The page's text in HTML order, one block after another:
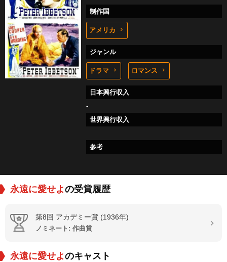
制作国
アメリカ
ジャンル
ドラマ ロマンス
日本興行収入
-
世界興行収入
参考
永遠に愛せよの受賞履歴
第8回 アカデミー賞 (1936年)
ノミネート: 作曲賞
永遠に愛せよのキャスト